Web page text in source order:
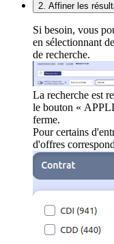
2. Affiner les
Si besoin, vous
en sélectionnant
de recherche.
La recherche est
le bouton «
ferme.
Pour certains
d'offres